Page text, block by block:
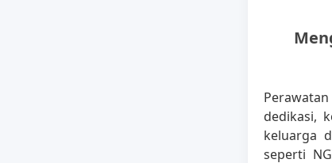
dedikasi,
keluarga
seperti